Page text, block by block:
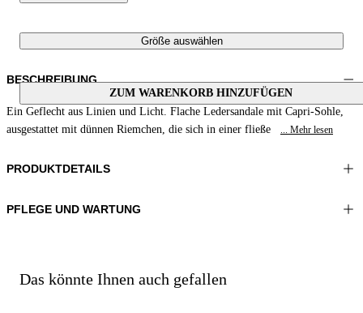
Größe auswählen
ZUM WARENKORB HINZUFÜGEN
BESCHREIBUNG
Ein Geflecht aus Linien und Licht. Flache Ledersandale mit Capri-Sohle,
ausgestattet mit dünnen Riemchen, die sich in einer fließe
... Mehr lesen
PRODUKTDETAILS
Material:OBERTEIL 1 100%WASSERSCHLANGENLEDER FUTTER
Absatzhöhe:0,2 in 0,5 cm
PFLEGE UND WARTUNG
Nicht mit Chlor behandeln
Das könnte Ihnen auch gefallen